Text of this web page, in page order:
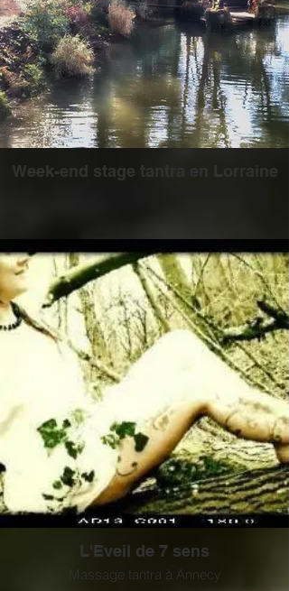
Week-end stage tantra en Lorraine
L'Eveil de 7 sens
Massage tantra à Annecy